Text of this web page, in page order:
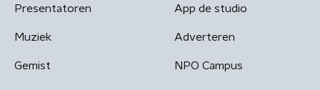
Presentatoren
Muziek
Gemist
App de studio
Adverteren
NPO Campus